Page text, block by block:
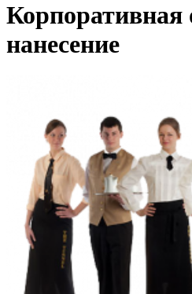
Корпоративная
нанесение